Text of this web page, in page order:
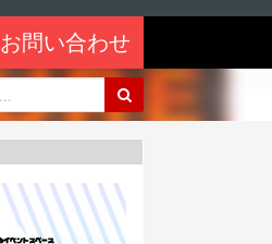
お問い合わせ